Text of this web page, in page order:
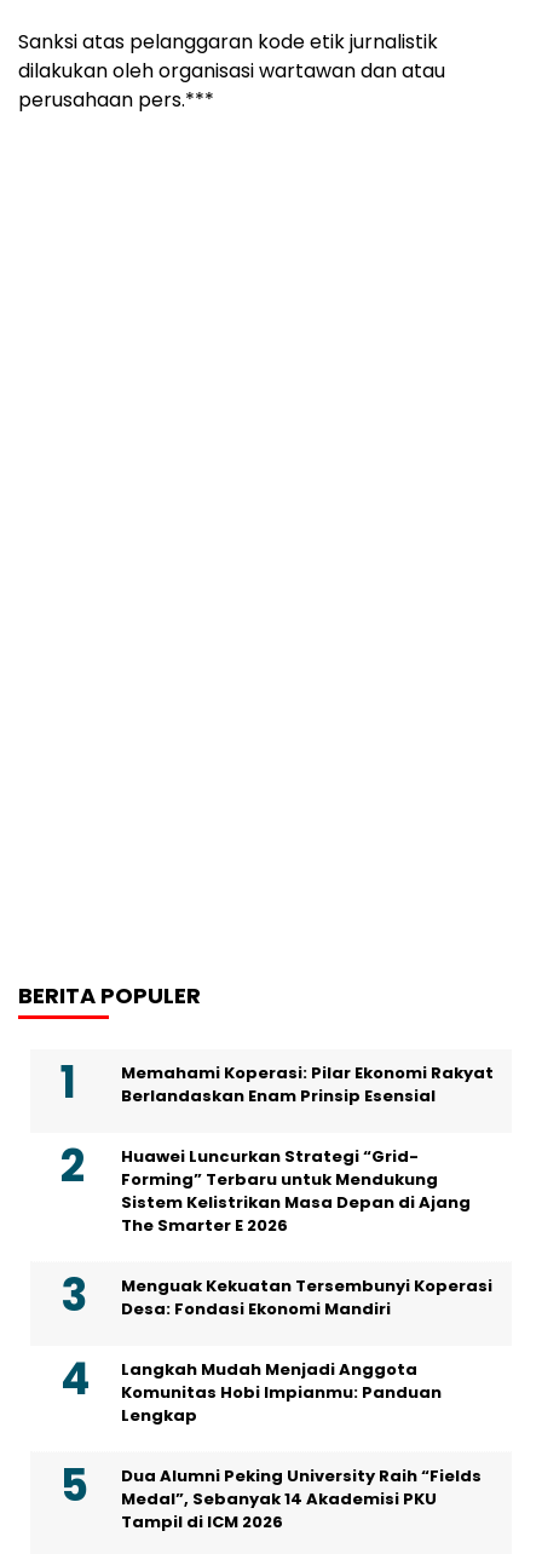
Sanksi atas pelanggaran kode etik jurnalistik
dilakukan oleh organisasi wartawan dan atau
perusahaan pers.***
BERITA POPULER
Memahami Koperasi: Pilar Ekonomi Rakyat
Berlandaskan Enam Prinsip Esensial
Huawei Luncurkan Strategi “Grid-
Forming” Terbaru untuk Mendukung
Sistem Kelistrikan Masa Depan di Ajang
The Smarter E 2026
Menguak Kekuatan Tersembunyi Koperasi
Desa: Fondasi Ekonomi Mandiri
Langkah Mudah Menjadi Anggota
Komunitas Hobi Impianmu: Panduan
Lengkap
Dua Alumni Peking University Raih “Fields
Medal”, Sebanyak 14 Akademisi PKU
Tampil di ICM 2026